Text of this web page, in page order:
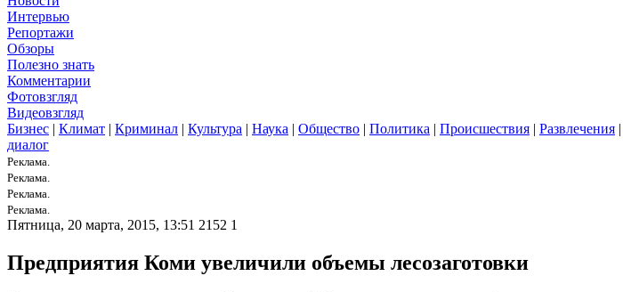
Интервью
Репортажи
Обзоры
Полезно знать
Комментарии
Фотовзгляд
Видеовзгляд
Бизнес | Климат | Криминал | Культура | Наука | Общество | Политика | Происшествия | Развлечения |
диалог
Реклама.
Реклама.
Реклама.
Реклама.
Пятница, 20 марта, 2015, 13:51 2152 1
Предприятия Коми увеличили объемы лесозаготовки